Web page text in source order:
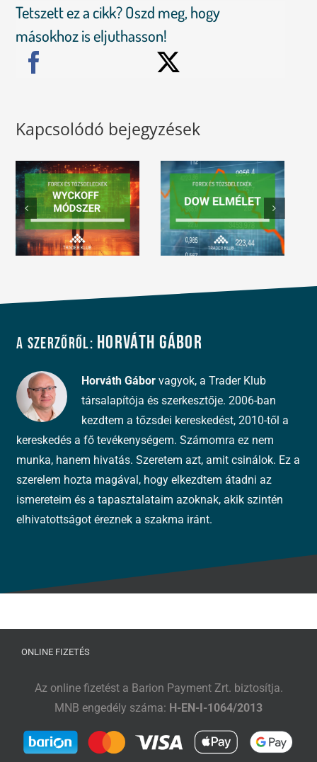
Tetszett ez a cikk? Oszd meg, hogy
másokhoz is eljuthasson!
Kapcsolódó bejegyzések
A szerzőről: Horváth Gábor
Horváth Gábor vagyok, a Trader Klub
társalapítója és szerkesztője. 2006-ban
kezdtem a tőzsdei kereskedést, 2010-től a
kereskedés a fő tevékenységem. Számomra ez nem
munka, hanem hivatás. Szeretem azt, amit csinálok. Ez a
szerelem hozta magával, hogy elkezdtem átadni az
ismereteim és a tapasztalataim azoknak, akik szintén
elhivatottságot éreznek a szakma iránt.
ONLINE FIZETÉS
Az online fizetést a Barion Payment Zrt. biztosítja.
MNB engedély száma: H-EN-I-1064/2013